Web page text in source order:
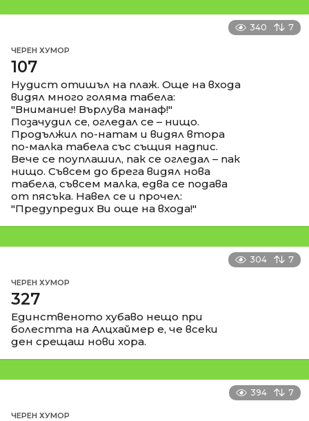
340 7
ЧЕРЕН ХУМОР
107
Нудист отишъл на плаж. Още на входа
видял много голяма табела:
"Внимание! Върлува манаф!"
Позачудил се, огледал се – нищо.
Продължил по-натам и видял втора
по-малка табела със същия надпис.
Вече се поуплашил, пак се огледал – пак
нищо. Съвсем до брега видял нова
табела, съвсем малка, едва се подава
от пясъка. Навел се и прочел:
"Предупредих Ви още на входа!"
304 7
ЧЕРЕН ХУМОР
327
Единственото хубаво нещо при
болестта на Алцхаймер е, че всеки
ден срещаш нови хора.
394 7
ЧЕРЕН ХУМОР